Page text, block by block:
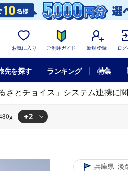
お気に入り ご利用ガイド 新規登録 ロ
先を探す ランキング 特集
るさとチョイス」システム連携に
+2
兵庫県 淡